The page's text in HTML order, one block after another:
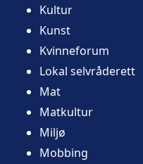
Kultur
Kunst
Kvinneforum
Lokal selvråderett
Mat
Matkultur
Miljø
Mobbing